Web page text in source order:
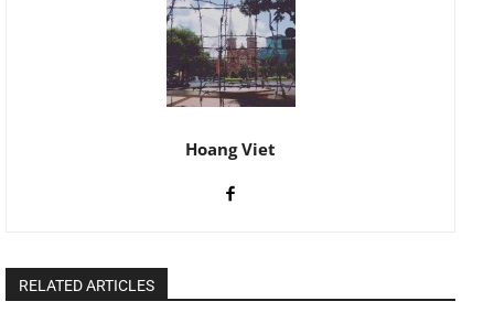
Hoang Viet
RELATED ARTICLES